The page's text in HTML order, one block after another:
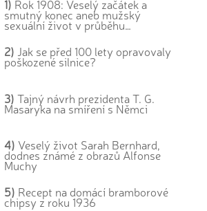
1) Rok 1908: Veselý začátek a
smutný konec aneb mužský
sexuální život v průběhu…
2) Jak se před 100 lety opravovaly
poškozené silnice?
3) Tajný návrh prezidenta T. G.
Masaryka na smíření s Němci
4) Veselý život Sarah Bernhard,
dodnes známé z obrazů Alfonse
Muchy
5) Recept na domácí bramborové
chipsy z roku 1936